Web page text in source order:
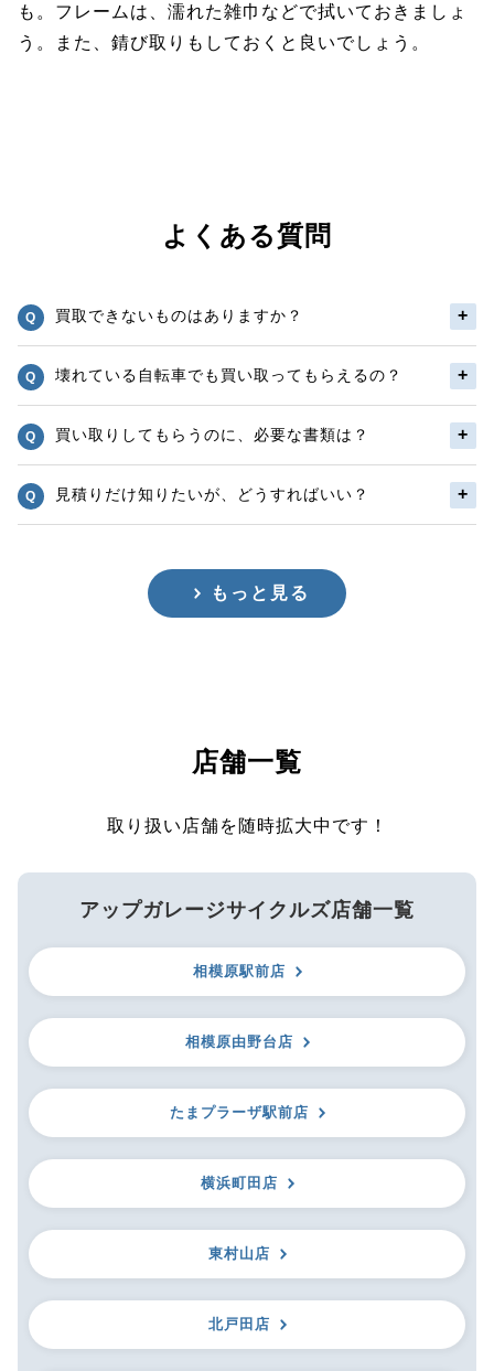
も。フレームは、濡れた雑巾などで拭いておきましょ
う。また、錆び取りもしておくと良いでしょう。
よくある質問
買取できないものはありますか？
壊れている自転車でも買い取ってもらえるの？
買い取りしてもらうのに、必要な書類は？
見積りだけ知りたいが、どうすればいい？
もっと見る
店舗一覧
取り扱い店舗を随時拡大中です！
アップガレージサイクルズ店舗一覧
相模原駅前店
相模原由野台店
たまプラーザ駅前店
横浜町田店
東村山店
北戸田店